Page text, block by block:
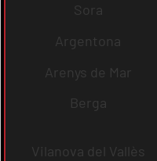
Sora
Argentona
Arenys de Mar
Berga
Vilanova del Vallès